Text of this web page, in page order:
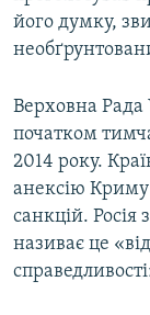
його думку,
Верховна Рада
початком
2014 року.
анексію
санкцій. Росія
називає це